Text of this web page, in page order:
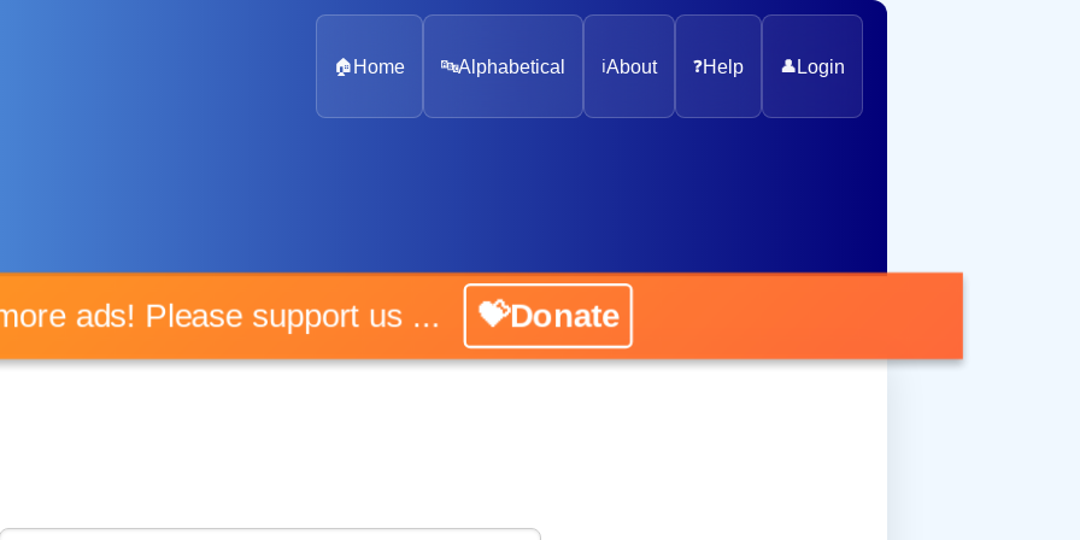
🏠 Home 🔤Alphabetical ℹ️About ❓Help 👤 Login
ads! Please support us ... 💝Donate